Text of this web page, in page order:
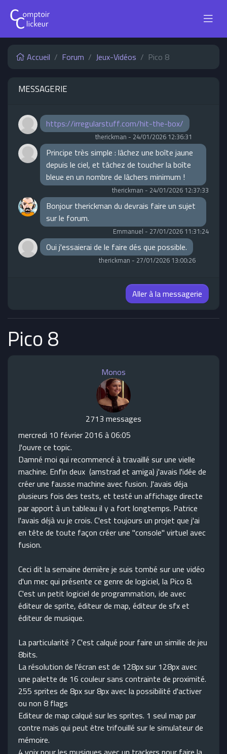
Accueil Forum Jeux-Vidéos Pico 8
MESSAGERIE
https://irregularstuff.com/hit-the-box/
therickman - 24/01/2026 12:36:31
Principe très simple : lâchez une boîte jaune
depuis le ciel, et tâchez de toucher la boîte
bleue en un nombre de lâchers minimum !
therickman - 24/01/2026 12:37:33
Bonjour therickman du devrais faire un sujet
sur le forum.
Emmanuel - 27/01/2026 11:31:24
Oui j'essaierai de le faire dés que possible.
therickman - 27/01/2026 13:00:26
Aller à la messagerie
Pico 8
Monos
2713 messages
mercredi 10 février 2016 à 06:05
J'ouvre ce topic.
Damné moi qui recommencé à travaillé sur une vielle
machine. Enfin deux (amstrad et amiga) j'avais l'idée de
créer une fausse machine avec fusion. J'avais déja
plusieurs fois des tests, et testé un affichage directe
par apport à un tableau il y a fort longtemps. Patrice
l'avais déjà vu je crois. C'est toujours un projet que j'ai
en tête de toute façon créer une "console" virtuel avec
fusion.
Ceci dit la semaine dernière je suis tombé sur une vidéo
d'un mec qui présente ce genre de logiciel, la Pico 8.
C'est un petit logiciel de programmation, ide avec
éditeur de sprite, éditeur de map, éditeur de sfx et
éditeur de musique.
La particularité ? C'est calqué pour faire un similie de jeu
8bits.
La résolution de l'écran est de 128px sur 128px avec
une palette de 16 couleur sans contrainte de proximité.
255 sprites de 8px sur 8px avec la possibilité d'activer
ou non 8 flags
Editeur de map calqué sur les sprites. 1 seul map par
contre mais qui peut être trifouillé sur le simulateur de
mémoire.